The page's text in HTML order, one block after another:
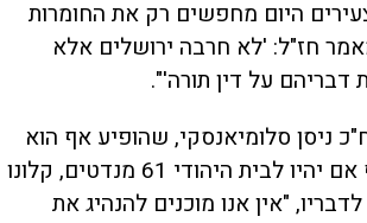
היום מחפשים רק את החומרות
חז"ל: 'לא חרבה ירושלים אלא
על דין תורה'".
ניסן סלומיאנסקי, שהופיע אף הוא
בכינוס, אמר כי אף אם יהיו לבית היהודי 61 מנדטים, קלונו
"אין אנו מוכנים להנהיג את